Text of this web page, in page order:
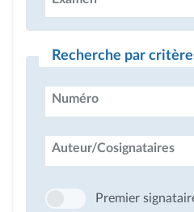
Recherche par
Numéro
Auteur/Cosignataires
Premier